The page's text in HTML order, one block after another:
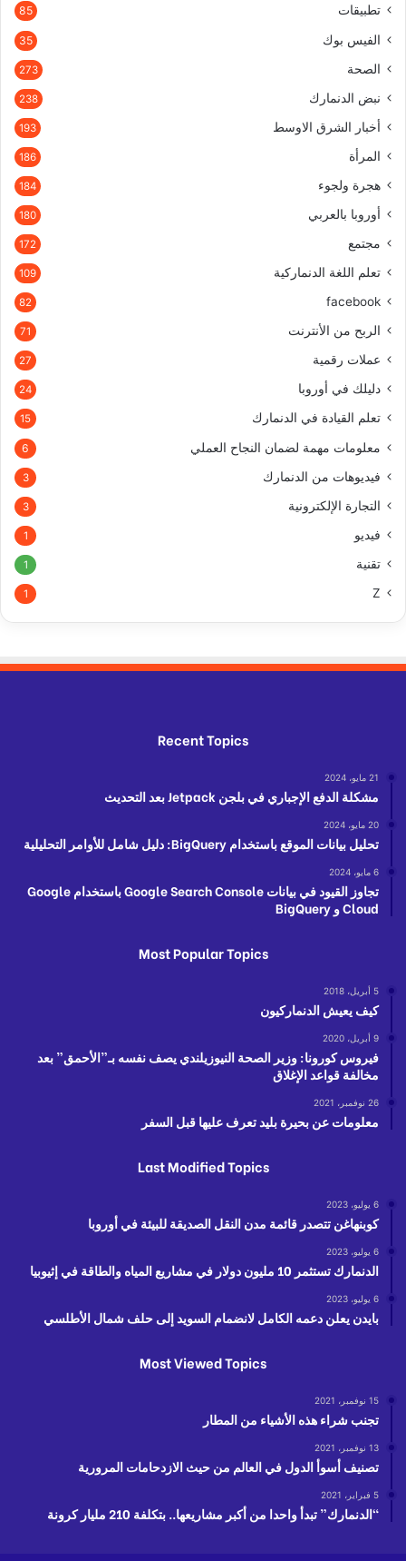
تطبيقات 85
الفيس بوك 35
الصحة 273
نبض الدنمارك 238
أخبار الشرق الاوسط 193
المرأة 186
هجرة ولجوء 184
أوروبا بالعربي 180
مجتمع 172
تعلم اللغة الدنماركية 109
facebook
82
الربح من الأنترنت 71
عملات رقمية 27
دليلك في أوروبا 24
تعلم القيادة في الدنمارك 15
معلومات مهمة لضمان النجاح العملي 6
فيديوهات من الدنمارك 3
التجارة الإلكترونية 3
فيديو 1
تقنية 1
Z
1
Recent Topics
21 مايو، 2024
مشكلة الدفع الإجباري في بلجن Jetpack بعد التحديث
20 مايو، 2024
تحليل بيانات الموقع باستخدام BigQuery: دليل شامل للأوامر التحليلية
6 مايو، 2024
تجاوز القيود في بيانات Google Search Console باستخدام Google
Cloud و BigQuery
Most Popular Topics
5 أبريل، 2018
كيف يعيش الدنماركيون
9 أبريل، 2020
فيروس كورونا: وزير الصحة النيوزيلندي يصف نفسه بـ”الأحمق” بعد
مخالفة قواعد الإغلاق
26 نوفمبر، 2021
معلومات عن بحيرة بليد تعرف عليها قبل السفر
Last Modified Topics
6 يوليو، 2023
كوبنهاغن تتصدر قائمة مدن النقل الصديقة للبيئة في أوروبا
6 يوليو، 2023
الدنمارك تستثمر 10 مليون دولار في مشاريع المياه والطاقة في إثيوبيا
6 يوليو، 2023
بايدن يعلن دعمه الكامل لانضمام السويد إلى حلف شمال الأطلسي
Most Viewed Topics
15 نوفمبر، 2021
تجنب شراء هذه الأشياء من المطار
13 نوفمبر، 2021
تصنيف أسوأ الدول في العالم من حيث الازدحامات المرورية
5 فبراير، 2021
“الدنمارك” تبدأ واحدا من أكبر مشاريعها.. بتكلفة 210 مليار كرونة